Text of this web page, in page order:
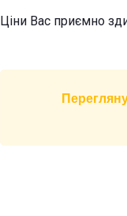
Ціни Вас приємно